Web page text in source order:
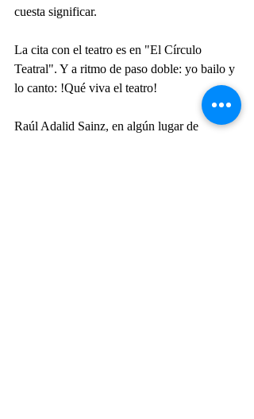
cuesta significar.
La cita con el teatro es en "El Círculo
Teatral". Y a ritmo de paso doble: yo bailo y
lo canto: !Qué viva el teatro!
Raúl Adalid Sainz, en algún lugar de